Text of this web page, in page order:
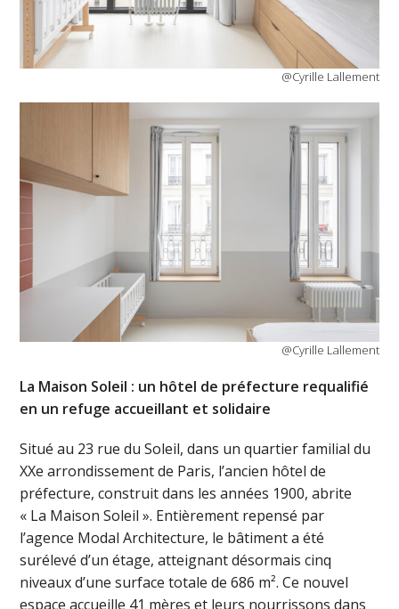
@Cyrille Lallement
@Cyrille Lallement
La Maison Soleil : un hôtel de préfecture requalifié
en un refuge accueillant et solidaire
Situé au 23 rue du Soleil, dans un quartier familial du
XXe arrondissement de Paris, l’ancien hôtel de
préfecture, construit dans les années 1900, abrite
« La Maison Soleil ». Entièrement repensé par
l’agence Modal Architecture, le bâtiment a été
surélevé d’un étage, atteignant désormais cinq
niveaux d’une surface totale de 686 m². Ce nouvel
espace accueille 41 mères et leurs nourrissons dans